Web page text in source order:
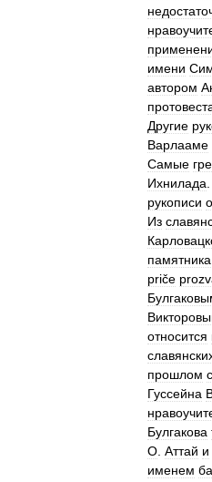
имени
автором
Другие
Варлааме
Самые
Ихнилада
рукописи
Из
памятника
priče
относится
прошлом
Гуссейна
Булгакова
О Аттай и
именем